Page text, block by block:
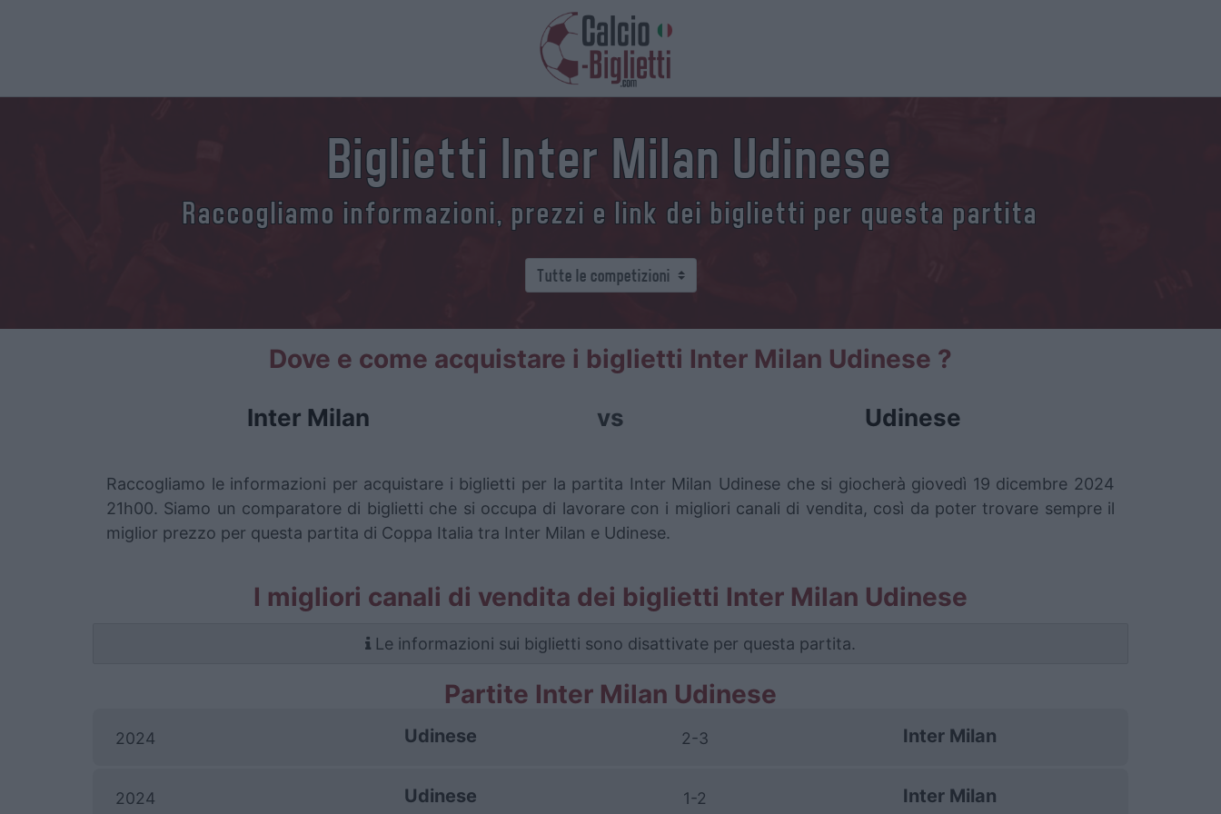
Biglietti Inter Milan Udinese
Raccogliamo informazioni, prezzi e link dei biglietti per questa partita
Dove e come acquistare i biglietti Inter Milan Udinese ?
Inter Milan vs Udinese
Raccogliamo le informazioni per acquistare i biglietti per la partita Inter Milan Udinese che si giocherà giovedì 19 dicembre 2024
21h00. Siamo un comparatore di biglietti che si occupa di lavorare con i migliori canali di vendita, così da poter trovare sempre il
miglior prezzo per questa partita di Coppa Italia tra Inter Milan e Udinese.
I migliori canali di vendita dei biglietti Inter Milan Udinese
Le informazioni sui biglietti sono disattivate per questa partita.
Partite Inter Milan Udinese
2024 Udinese 2-3 Inter Milan
2024 Udinese 1-2 Inter Milan